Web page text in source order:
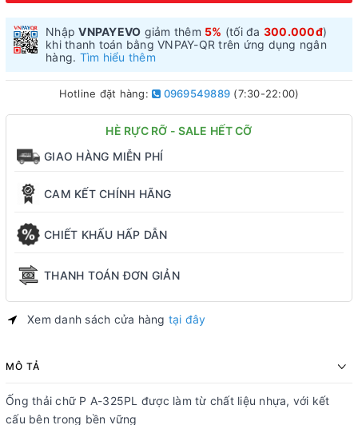
NhậpVNPAYEVO giảm thêm 5% (tối đa 300.000đ)
khi thanh toán bằng VNPAY-QR trên ứng dụng ngân
hàng. Tìm hiểu thêm
Hotline đặt hàng: 0969549889 (7:30-22:00)
HÈ RỰC RỠ - SALE HẾT CỠ
GIAO HÀNG MIỄN PHÍ
CAM KẾT CHÍNH HÃNG
CHIẾT KHẤU HẤP DẪN
THANH TOÁN ĐƠN GIẢN
Xem danh sách cửa hàng tại đây
MÔ TẢ
Ống thải chữ P A-325PL được làm từ chất liệu nhựa, với kết
cấu bên trong bền vững